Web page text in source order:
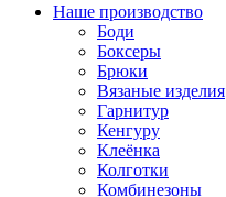
Наше производство
Боди
Боксеры
Брюки
Вязаные изделия
Гарнитур
Кенгуру
Клеёнка
Колготки
Комбинезоны